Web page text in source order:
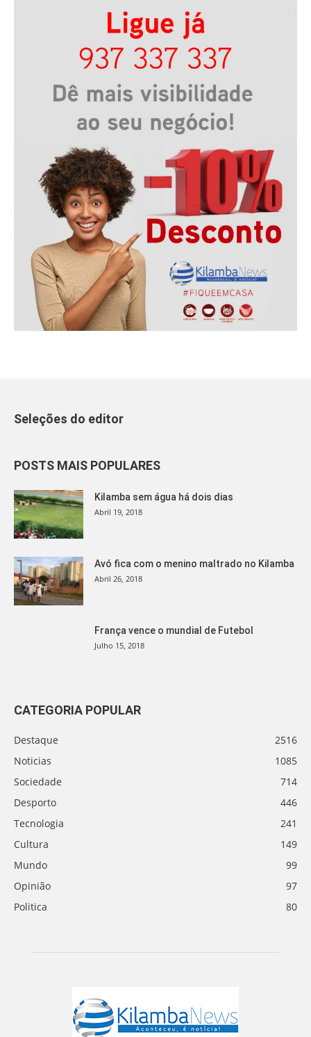
Seleções do editor
POSTS MAIS POPULARES
Kilamba sem água há dois dias
Abril 19, 2018
Avó fica com o menino maltrado no Kilamba
Abril 26, 2018
França vence o mundial de Futebol
Julho 15, 2018
CATEGORIA POPULAR
Destaque
2516
Noticias
1085
Sociedade
714
Desporto
446
Tecnologia
241
Cultura
149
Mundo
99
Opinião
97
Politica
80